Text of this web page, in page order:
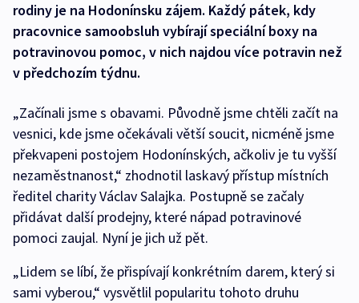
rodiny je na Hodonínsku zájem. Každý pátek, kdy
pracovnice samoobsluh vybírají speciální boxy na
potravinovou pomoc, v nich najdou více potravin než
v předchozím týdnu.
„Začínali jsme s obavami. Původně jsme chtěli začít na
vesnici, kde jsme očekávali větší soucit, nicméně jsme
překvapeni postojem Hodonínských, ačkoliv je tu vyšší
nezaměstnanost,“ zhodnotil laskavý přístup místních
ředitel charity Václav Salajka. Postupně se začaly
přidávat další prodejny, které nápad potravinové
pomoci zaujal. Nyní je jich už pět.
„Lidem se líbí, že přispívají konkrétním darem, který si
sami vyberou,“ vysvětlil popularitu tohoto druhu